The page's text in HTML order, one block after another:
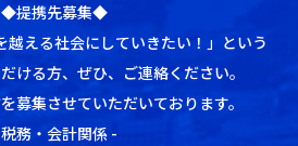
◆提携先募集◆
越える社会にしていきたい！」という
ける方、ぜひ、ご連絡ください。
募集させていただいております。
務・会計関係 -